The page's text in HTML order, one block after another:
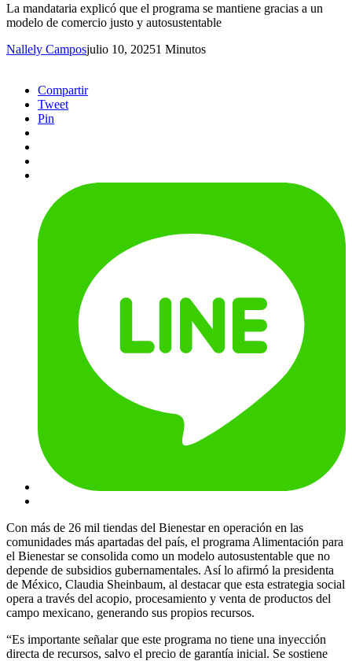
La mandataria explicó que el programa se mantiene gracias a un
modelo de comercio justo y autosustentable
Nallely Camposjulio 10, 20251 Minutos
Compartir
Tweet
Pin
Con más de 26 mil tiendas del Bienestar en operación en las
comunidades más apartadas del país, el programa Alimentación para
el Bienestar se consolida como un modelo autosustentable que no
depende de subsidios gubernamentales. Así lo afirmó la presidenta
de México, Claudia Sheinbaum, al destacar que esta estrategia social
opera a través del acopio, procesamiento y venta de productos del
campo mexicano, generando sus propios recursos.
“Es importante señalar que este programa no tiene una inyección
directa de recursos, salvo el precio de garantía inicial. Se sostiene